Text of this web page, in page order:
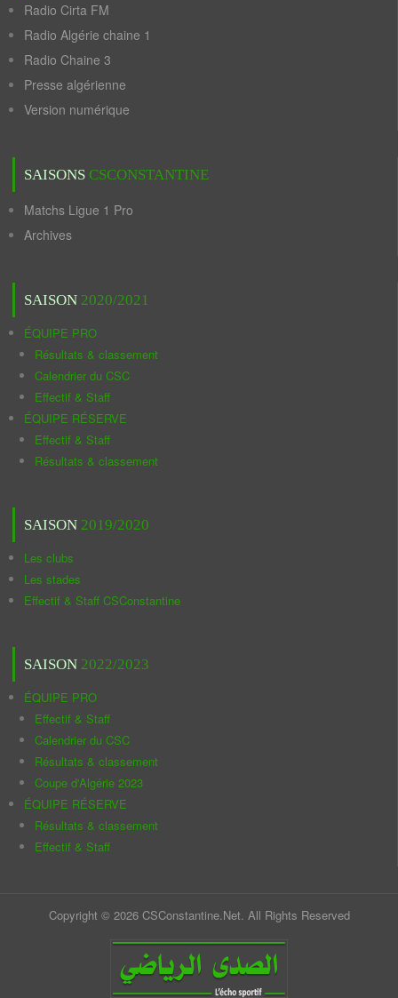
Radio Cirta FM
Radio Algérie chaine 1
Radio Chaine 3
Presse algérienne
Version numérique
SAISONS CSCONSTANTINE
Matchs Ligue 1 Pro
Archives
SAISON 2020/2021
ÉQUIPE PRO
Résultats & classement
Calendrier du CSC
Effectif & Staff
ÉQUIPE RÉSERVE
Effectif & Staff
Résultats & classement
SAISON 2019/2020
Les clubs
Les stades
Effectif & Staff CSConstantine
SAISON 2022/2023
ÉQUIPE PRO
Effectif & Staff
Calendrier du CSC
Résultats & classement
Coupe d'Algérie 2023
ÉQUIPE RÉSERVE
Résultats & classement
Effectif & Staff
Copyright © 2026 CSConstantine.Net. All Rights Reserved